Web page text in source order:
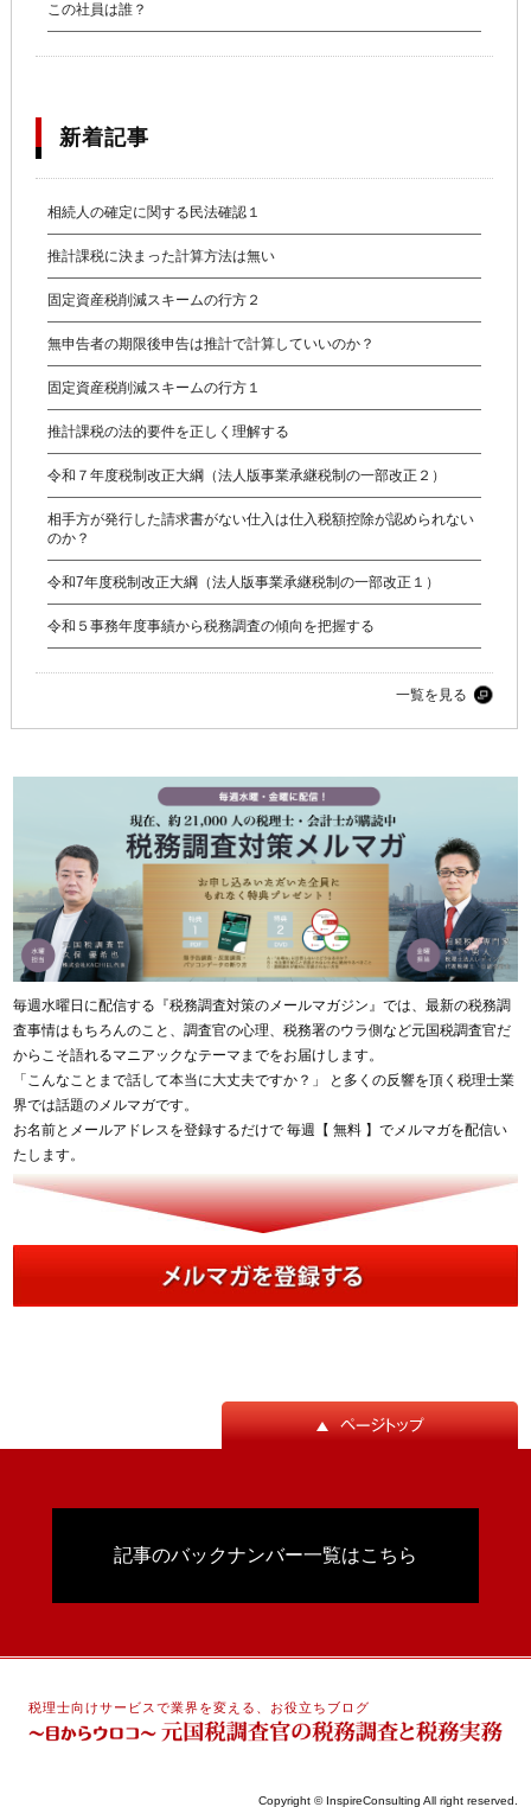
この社員は誰？
新着記事
相続人の確定に関する民法確認１
推計課税に決まった計算方法は無い
固定資産税削減スキームの行方２
無申告者の期限後申告は推計で計算していいのか？
固定資産税削減スキームの行方１
推計課税の法的要件を正しく理解する
令和７年度税制改正大綱（法人版事業承継税制の一部改正２）
相手方が発行した請求書がない仕入は仕入税額控除が認められない
のか？
令和7年度税制改正大綱（法人版事業承継税制の一部改正１）
令和５事務年度事績から税務調査の傾向を把握する
一覧を見る
毎週水曜日に配信する『税務調査対策のメールマガジン』では、最新の税務調
査事情はもちろんのこと、調査官の心理、税務署のウラ側など元国税調査官だ
からこそ語れるマニアックなテーマまでをお届けします。
「こんなことまで話して本当に大丈夫ですか？」 と多くの反響を頂く税理士業
界では話題のメルマガです。
お名前とメールアドレスを登録するだけで 毎週【 無料 】でメルマガを配信い
たします。
記事のバックナンバー一覧はこちら
税理士向けサービスで業界を変える、お役立ちブログ
Copyright © InspireConsulting All right reserved.